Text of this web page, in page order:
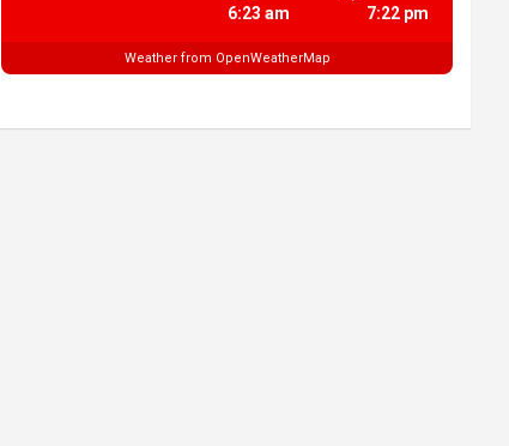
6:23 am
7:22 pm
Weather from OpenWeatherMap